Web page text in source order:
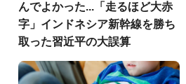
んでよかった...「走るほど大赤
字」インドネシア新幹線を勝ち
取った習近平の大誤算